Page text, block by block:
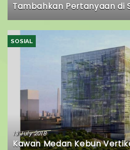
Tambahkan Pertanyaan di
SOSIAL
13 July 2018
Kawan Medan Kebun